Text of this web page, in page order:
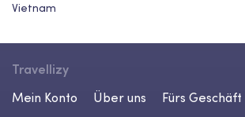
Vietnam
Travellizy
Mein Konto
Über uns
Fürs Geschäft